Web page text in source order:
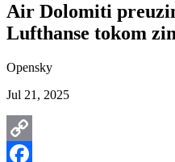
Air Dolomiti
Lufthanse tokom
Opensky
Jul 21, 2025
Copy